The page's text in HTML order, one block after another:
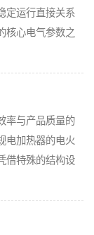
定运行直接关系
核心电气参数之
率与产品质量的
电加热器的电火
借特殊的结构设